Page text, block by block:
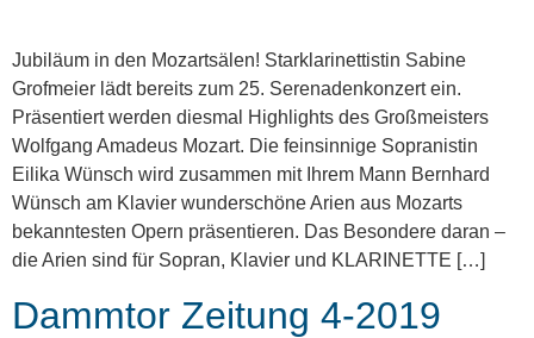
Jubiläum in den Mozartsälen! Starklarinettistin Sabine
Grofmeier lädt bereits zum 25. Serenadenkonzert ein.
Präsentiert werden diesmal Highlights des Großmeisters
Wolfgang Amadeus Mozart. Die feinsinnige Sopranistin
Eilika Wünsch wird zusammen mit Ihrem Mann Bernhard
Wünsch am Klavier wunderschöne Arien aus Mozarts
bekanntesten Opern präsentieren. Das Besondere daran –
die Arien sind für Sopran, Klavier und KLARINETTE […]
Dammtor Zeitung 4-2019